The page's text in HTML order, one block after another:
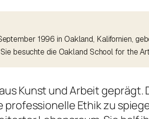
1996 in Oakland, Kalifornien,
besuchte die Oakland School for the
Kunst und Arbeit
professionelle Ethik zu